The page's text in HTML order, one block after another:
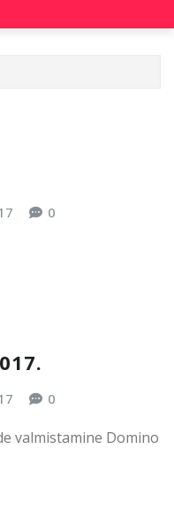
0
0
valmistamine Domino